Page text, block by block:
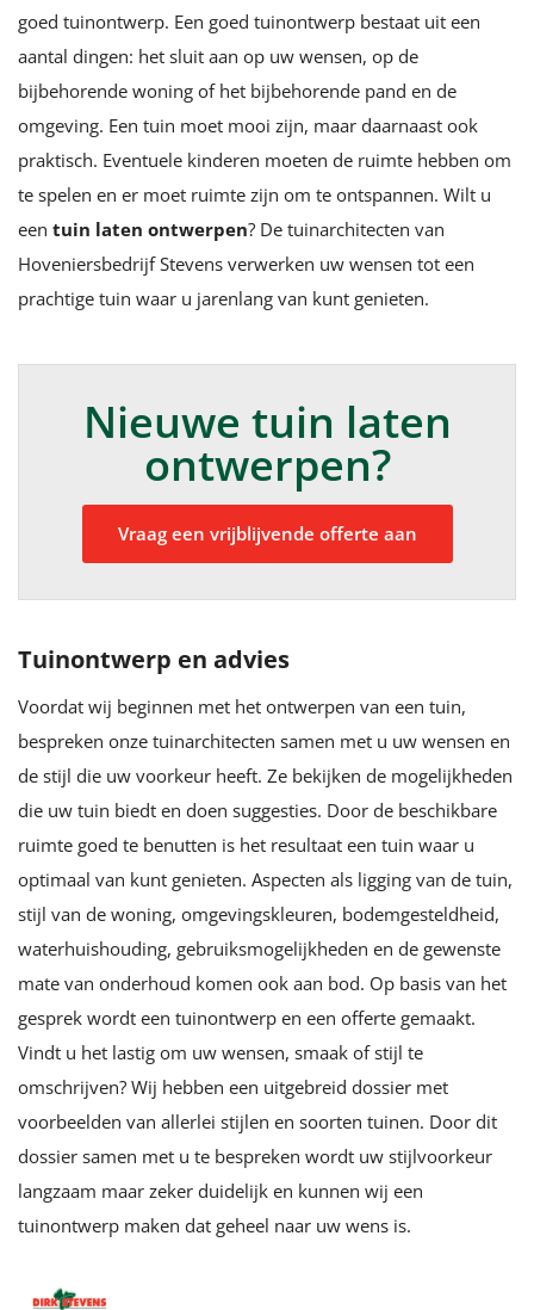
goed tuinontwerp. Een goed tuinontwerp bestaat uit een
aantal dingen: het sluit aan op uw wensen, op de
bijbehorende woning of het bijbehorende pand en de
omgeving. Een tuin moet mooi zijn, maar daarnaast ook
praktisch. Eventuele kinderen moeten de ruimte hebben om
te spelen en er moet ruimte zijn om te ontspannen. Wilt u
een tuin laten ontwerpen? De tuinarchitecten van
Hoveniersbedrijf Stevens verwerken uw wensen tot een
prachtige tuin waar u jarenlang van kunt genieten.
Nieuwe tuin laten
ontwerpen?
Vraag een vrijblijvende offerte aan
Tuinontwerp en advies
Voordat wij beginnen met het ontwerpen van een tuin,
bespreken onze tuinarchitecten samen met u uw wensen en
de stijl die uw voorkeur heeft. Ze bekijken de mogelijkheden
die uw tuin biedt en doen suggesties. Door de beschikbare
ruimte goed te benutten is het resultaat een tuin waar u
optimaal van kunt genieten. Aspecten als ligging van de tuin,
stijl van de woning, omgevingskleuren, bodemgesteldheid,
waterhuishouding, gebruiksmogelijkheden en de gewenste
mate van onderhoud komen ook aan bod. Op basis van het
gesprek wordt een tuinontwerp en een offerte gemaakt.
Vindt u het lastig om uw wensen, smaak of stijl te
omschrijven? Wij hebben een uitgebreid dossier met
voorbeelden van allerlei stijlen en soorten tuinen. Door dit
dossier samen met u te bespreken wordt uw stijlvoorkeur
langzaam maar zeker duidelijk en kunnen wij een
tuinontwerp maken dat geheel naar uw wens is.